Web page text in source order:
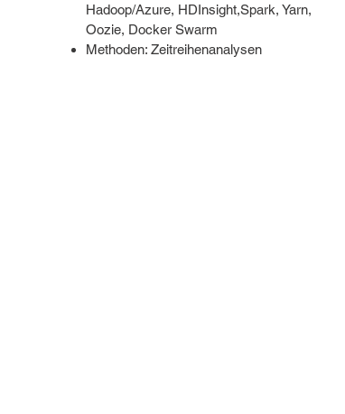
Hadoop/Azure, HDInsight,Spark, Yarn,
Oozie, Docker Swarm
Methoden: Zeitreihenanalysen